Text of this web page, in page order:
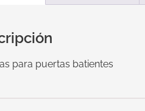
para puertas batientes